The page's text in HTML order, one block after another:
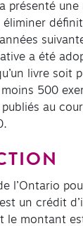
présenté
éliminer
a été
livre soit
500
au
l’Ontario
un crédit
le montant